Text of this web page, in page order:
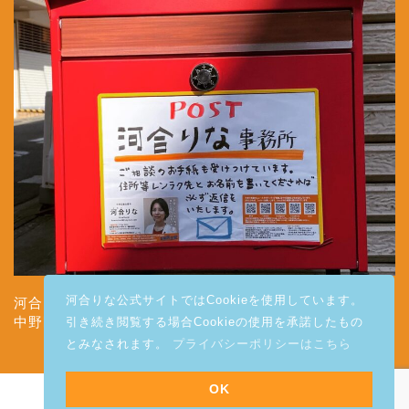
河合りな事務所
中野区南台3-2-4
プライバシーポリシー
河合りな公式サイトではCookieを使用しています。
引き続き閲覧する場合Cookieの使用を承諾したもの
とみなされます。 プライバシーポリシーはこちら
OK